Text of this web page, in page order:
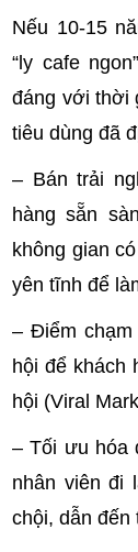
Nếu 10-15
“ly cafe
đáng với thời
tiêu dùng đã
– Bán trải
hàng sẵn
không gian
yên tĩnh để
– Điểm
hội để khách
hội (Viral
– Tối ưu hóa
nhân viên đi
chội, dẫn đến